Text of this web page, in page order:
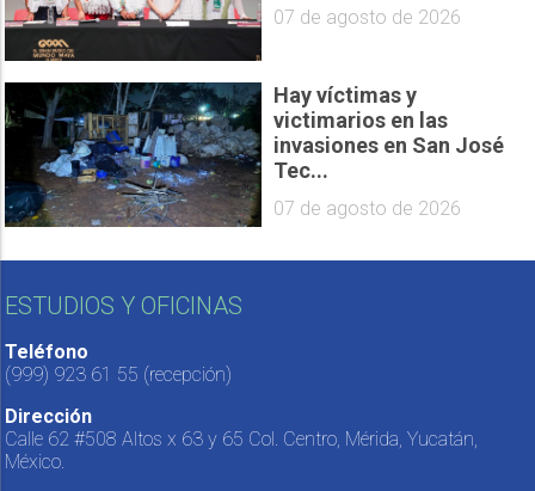
07 de agosto de 2026
Hay víctimas y
victimarios en las
invasiones en San José
Tec...
07 de agosto de 2026
ESTUDIOS Y OFICINAS
Teléfono
(999) 923 61 55 (recepción)
Dirección
Calle 62 #508 Altos x 63 y 65 Col. Centro, Mérida, Yucatán,
México.